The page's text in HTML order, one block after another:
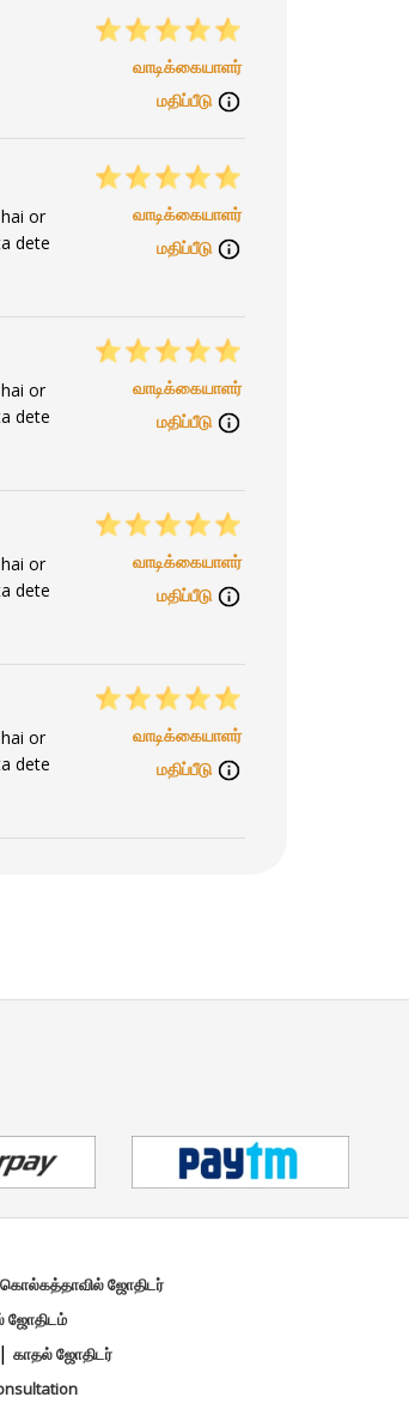
வாடிக்கையாளர்
மதிப்பீடு
or
dete
வாடிக்கையாளர்
மதிப்பீடு
or
dete
வாடிக்கையாளர்
மதிப்பீடு
or
dete
வாடிக்கையாளர்
மதிப்பீடு
or
dete
வாடிக்கையாளர்
மதிப்பீடு
கொல்கத்தாவில் ஜோதிடர்
ஜோதிடம்
| காதல் ஜோதிடர்